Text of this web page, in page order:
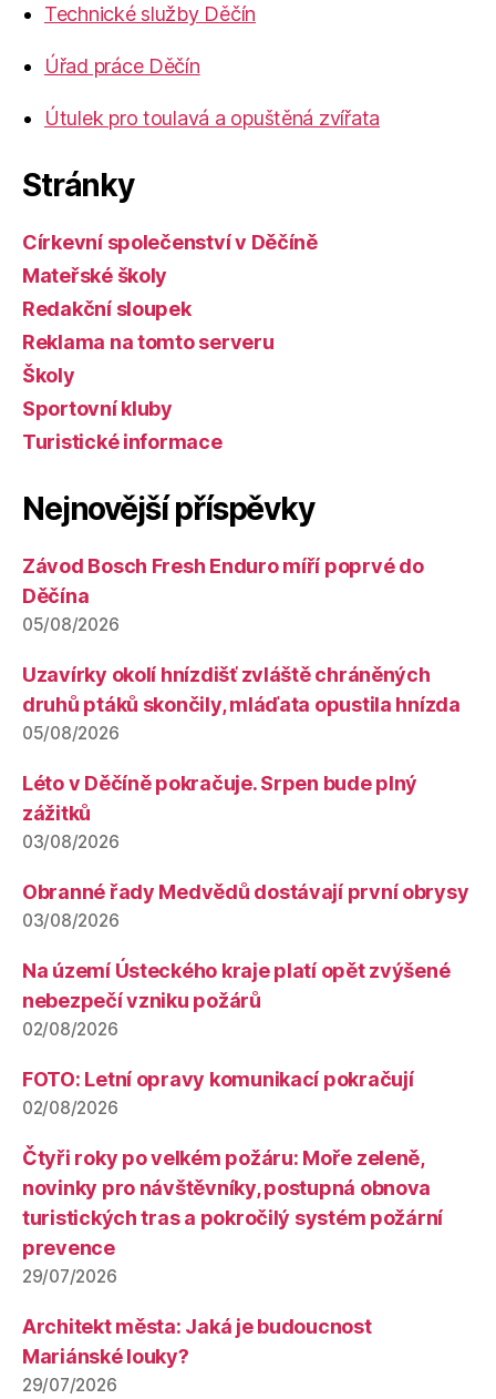
Technické služby Děčín
Úřad práce Děčín
Útulek pro toulavá a opuštěná zvířata
Stránky
Církevní společenství v Děčíně
Mateřské školy
Redakční sloupek
Reklama na tomto serveru
Školy
Sportovní kluby
Turistické informace
Nejnovější příspěvky
Závod Bosch Fresh Enduro míří poprvé do
Děčína
05/08/2026
Uzavírky okolí hnízdišť zvláště chráněných
druhů ptáků skončily, mláďata opustila hnízda
05/08/2026
Léto v Děčíně pokračuje. Srpen bude plný
zážitků
03/08/2026
Obranné řady Medvědů dostávají první obrysy
03/08/2026
Na území Ústeckého kraje platí opět zvýšené
nebezpečí vzniku požárů
02/08/2026
FOTO: Letní opravy komunikací pokračují
02/08/2026
Čtyři roky po velkém požáru: Moře zeleně,
novinky pro návštěvníky, postupná obnova
turistických tras a pokročilý systém požární
prevence
29/07/2026
Architekt města: Jaká je budoucnost
Mariánské louky?
29/07/2026